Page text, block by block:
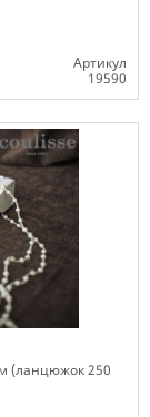
Артикул
19590
(ланцюжок 250